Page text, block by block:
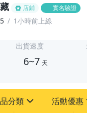
店鋪 實名驗證
1小時前上線
出貨速度
6~7 天
分類 活動優惠